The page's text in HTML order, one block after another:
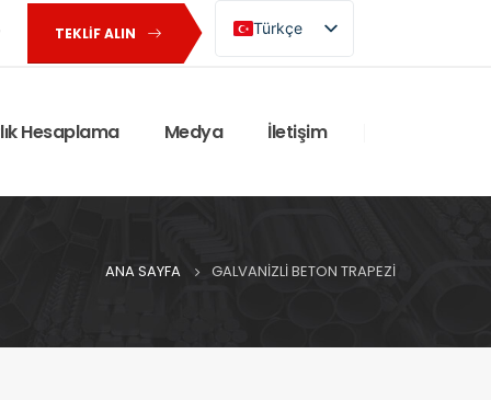
TEKLIF ALIN
Türkçe
English (UK)
Hesaplama Medya İletişim
ANA SAYFA GALVANIZLI BETON TRAPEZI